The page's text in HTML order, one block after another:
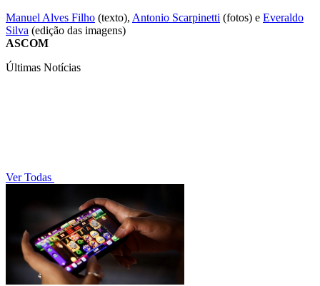
Manuel Alves Filho (texto), Antonio Scarpinetti (fotos) e Everaldo
Silva (edição das imagens)
ASCOM
Últimas Notícias
Ver Todas